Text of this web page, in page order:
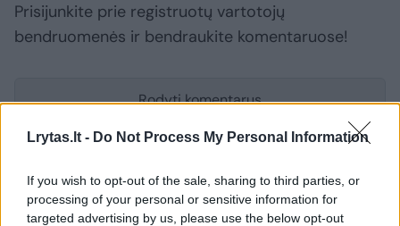
Lrytas.lt - Do Not Process My Personal Information
If you wish to opt-out of the sale, sharing to third parties, or
processing of your personal or sensitive information for
targeted advertising by us, please use the below opt-out
Prisijunkite prie registruotų vartotojų
bendruomenės ir bendraukite komentaruose!
Rodyti komentarus
Prisijungti komentatoriams